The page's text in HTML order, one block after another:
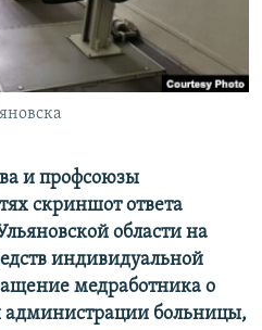
и профсоюзы
скриншот ответа
области на
индивидуальной
медработника о
администрации больницы,